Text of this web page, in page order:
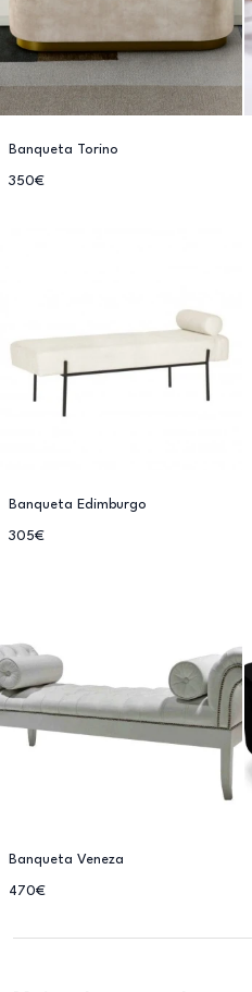
Banqueta Torino
350€
Banqueta Edimburgo
305€
Banqueta Veneza
470€